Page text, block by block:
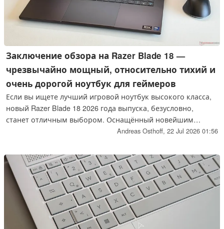
Заключение обзора на Razer Blade 18 —
чрезвычайно мощный, относительно тихий и
очень дорогой ноутбук для геймеров
Если вы ищете лучший игровой ноутбук высокого класса,
новый Razer Blade 18 2026 года выпуска, безусловно,
станет отличным выбором. Оснащённый новейшим
процессором Intel Core Ultra 9 290HX Plus и хорошо
оснащён самыми быстрыми мобильными компонентами,
доступными на рынке.
Andreas Osthoff, 22 Jul 2026 01:56